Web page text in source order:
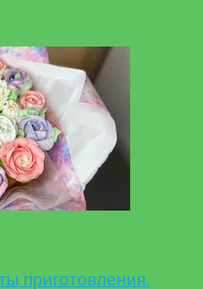
приготовления.